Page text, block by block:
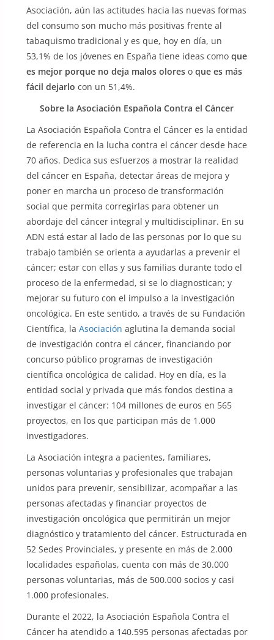
Asociación, aún las actitudes hacia las nuevas formas
del consumo son mucho más positivas frente al
tabaquismo tradicional y es que, hoy en día, un
53,1% de los jóvenes en España tiene ideas como que
es mejor porque no deja malos oloreso que es más
fácil dejarlo con un 51,4%.
Sobre la Asociación Española Contra el Cáncer
La Asociación Española Contra el Cáncer es la entidad
de referencia en la lucha contra el cáncer desde hace
70 años. Dedica sus esfuerzos a mostrar la realidad
del cáncer en España, detectar áreas de mejora y
poner en marcha un proceso de transformación
social que permita corregirlas para obtener un
abordaje del cáncer integral y multidisciplinar. En su
ADN está estar al lado de las personas por lo que su
trabajo también se orienta a ayudarlas a prevenir el
cáncer; estar con ellas y sus familias durante todo el
proceso de la enfermedad, si se lo diagnostican; y
mejorar su futuro con el impulso a la investigación
oncológica. En este sentido, a través de su Fundación
Científica, la Asociación aglutina la demanda social
de investigación contra el cáncer, financiando por
concurso público programas de investigación
científica oncológica de calidad. Hoy en día, es la
entidad social y privada que más fondos destina a
investigar el cáncer: 104 millones de euros en 565
proyectos, en los que participan más de 1.000
investigadores.
La Asociación integra a pacientes, familiares,
personas voluntarias y profesionales que trabajan
unidos para prevenir, sensibilizar, acompañar a las
personas afectadas y financiar proyectos de
investigación oncológica que permitirán un mejor
diagnóstico y tratamiento del cáncer. Estructurada en
52 Sedes Provinciales, y presente en más de 2.000
localidades españolas, cuenta con más de 30.000
personas voluntarias, más de 500.000 socios y casi
1.000 profesionales.
Durante el 2022, la Asociación Española Contra el
Cáncer ha atendido a 140.595 personas afectadas por